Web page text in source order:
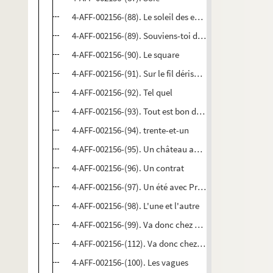
4-AFF-002156-(88). Le soleil des eaux
4-AFF-002156-(89). Souviens-toi de m'oublier
4-AFF-002156-(90). Le square
4-AFF-002156-(91). Sur le fil dérisoire
4-AFF-002156-(92). Tel quel
4-AFF-002156-(93). Tout est bon dans le poulet
4-AFF-002156-(94). trente-et-un
4-AFF-002156-(95). Un château au Portugal
4-AFF-002156-(96). Un contrat
4-AFF-002156-(97). Un été avec Prévert
4-AFF-002156-(98). L'une et l'autre
4-AFF-002156-(99). Va donc chez Törpe
4-AFF-002156-(112). Va donc chez Törpe ; La chemise
4-AFF-002156-(100). Les vagues